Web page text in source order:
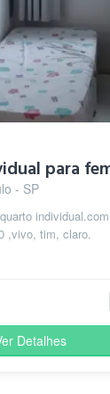
para
- SP
individual.com
,vivo, tim, claro.
Detalhes